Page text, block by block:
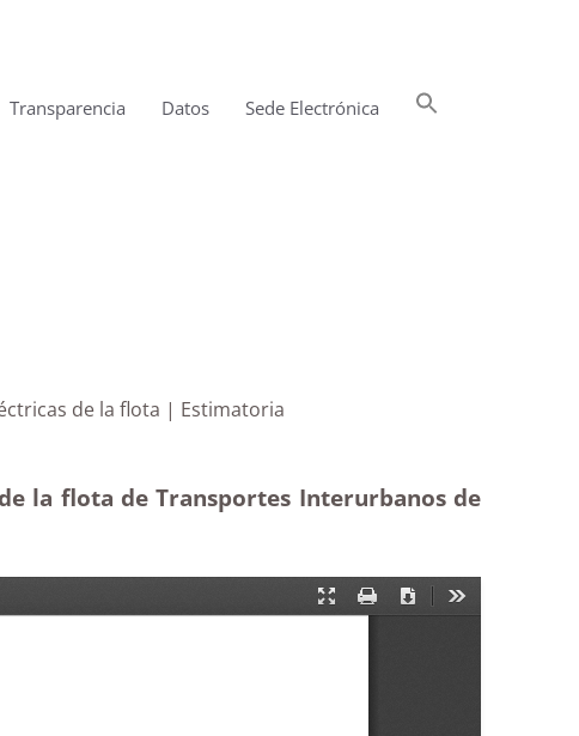
Transparencia Datos Sede Electrónica
guaguas eléctricas de la flota | Estimatoria
la flota de Transportes Interurbanos de